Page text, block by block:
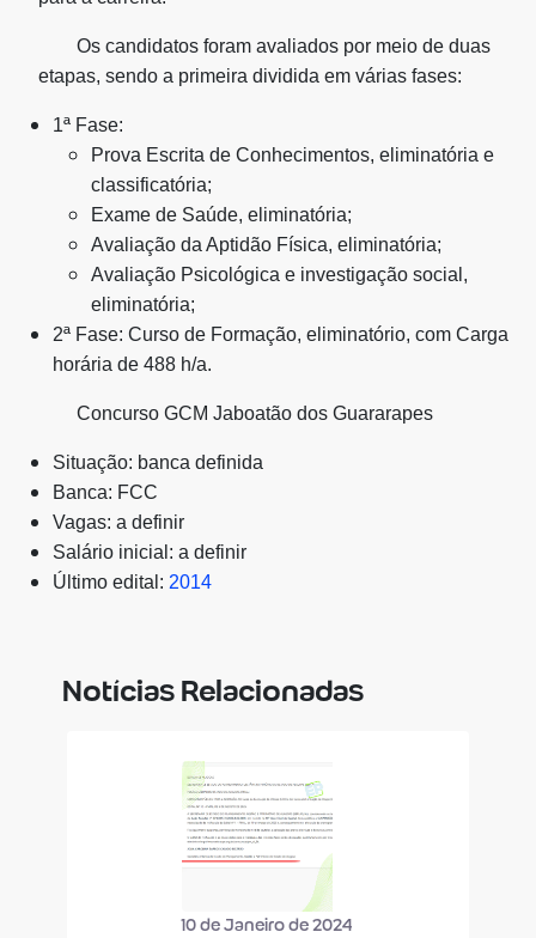
Os candidatos foram avaliados por meio de duas
etapas, sendo a primeira dividida em várias fases:
1ª Fase:
Prova Escrita de Conhecimentos, eliminatória e
classificatória;
Exame de Saúde, eliminatória;
Avaliação da Aptidão Física, eliminatória;
Avaliação Psicológica e investigação social,
eliminatória;
2ª Fase: Curso de Formação, eliminatório, com Carga
horária de 488 h/a.
Concurso GCM Jaboatão dos Guararapes
Situação: banca definida
Banca: FCC
Vagas: a definir
Salário inicial: a definir
Último edital: 2014
Notícias Relacionadas
10 de Janeiro de 2024